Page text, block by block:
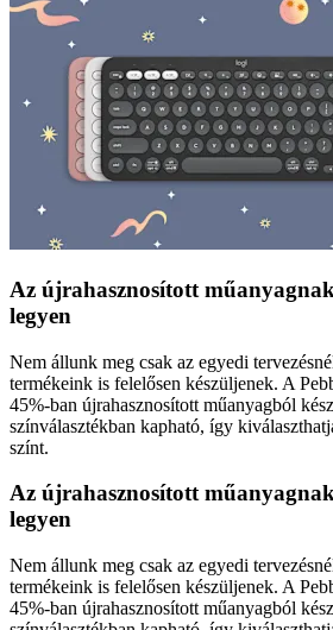
Az újrahasznosított
legyen
Nem állunk meg csak az egyedi
termékeink is felelősen készüljenek. A
45%-ban újrahasznosított műanyagból
színválasztékban kapható, így
színt.
Az újrahasznosított
legyen
Nem állunk meg csak az egyedi
termékeink is felelősen készüljenek. A
45%-ban újrahasznosított műanyagból